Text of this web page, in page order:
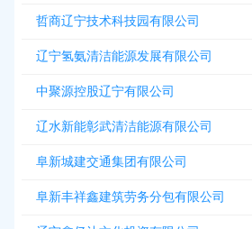
哲商辽宁技术科技园有限公司
辽宁氢氨清洁能源发展有限公司
中聚源控股辽宁有限公司
辽水新能彰武清洁能源有限公司
阜新城建交通集团有限公司
阜新丰祥鑫建筑劳务分包有限公司